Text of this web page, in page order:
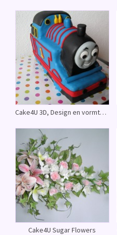
Cake4U 3D, Design en vormtaarten
Cake4U Sugar Flowers